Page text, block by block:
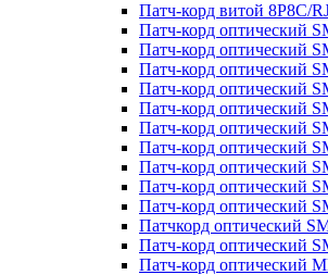
Патч-корд витой 8P8C/
Патч-корд оптический
Патч-корд оптический
Патч-корд оптический
Патч-корд оптический
Патч-корд оптический
Патч-корд оптический
Патч-корд оптический
Патч-корд оптический
Патч-корд оптический
Патч-корд оптический
Патчкорд оптический
Патч-корд оптический
Патч-корд оптический